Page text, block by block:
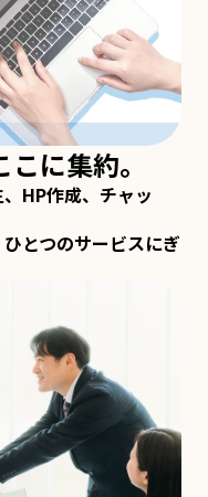
に集約。
HP作成、チャッ
とつのサービスにぎ